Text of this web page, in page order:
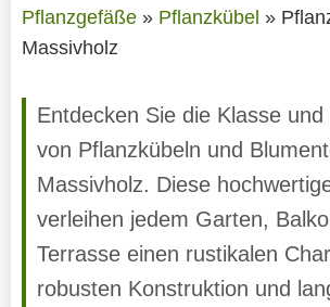
Pflanzgefäße» Pflanzkübel »
Massivholz
Entdecken Sie die Klasse und
von Pflanzkübeln und
Massivholz. Diese
verleihen jedem Garten,
Terrasse einen rustikalen
robusten Konstruktion und